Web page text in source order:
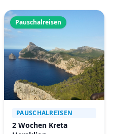
Pauschalreisen
PAUSCHALREISEN
2 Wochen Kreta